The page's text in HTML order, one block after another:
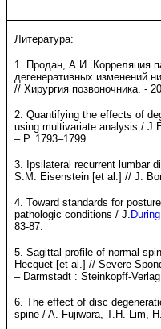
Литература:
1. Продан, А.И. Корреляция
дегенеративных изменений
// Хирургия позвоночника. -
2. Quantifying the effects of
using multivariate analysis /
– P. 1793–1799.
3. Ipsilateral recurrent lumbar
S.M. Eisenstein [et al.] // J.
4. Toward standards for
pathologic conditions / J.
83-87.
5. Sagittal profile of normal
Hecquet [et al.] // Severe
– Darmstadt : Steinkopff-
6. The effect of disc
spine / A. Fujiwara, T.H. Lim,